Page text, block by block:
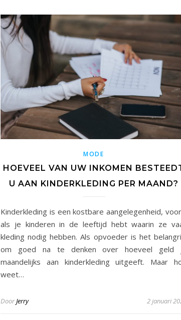
MODE
HOEVEEL VAN UW INKOMEN
U AAN KINDERKLEDING PER MAAND?
Kinderkleding is een kostbare aangelegenheid,
als je kinderen in de leeftijd hebt waarin ze
kleding nodig hebben. Als opvoeder is het
om goed na te denken over hoeveel geld
maandelijks aan kinderkleding uitgeeft. Maar
weet…
DoorJerry 2 januari